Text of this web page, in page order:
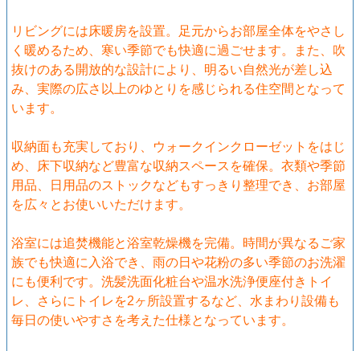
リビングには床暖房を設置。足元からお部屋全体をやさし
く暖めるため、寒い季節でも快適に過ごせます。また、吹
抜けのある開放的な設計により、明るい自然光が差し込
み、実際の広さ以上のゆとりを感じられる住空間となって
います。
収納面も充実しており、ウォークインクローゼットをはじ
め、床下収納など豊富な収納スペースを確保。衣類や季節
用品、日用品のストックなどもすっきり整理でき、お部屋
を広々とお使いいただけます。
浴室には追焚機能と浴室乾燥機を完備。時間が異なるご家
族でも快適に入浴でき、雨の日や花粉の多い季節のお洗濯
にも便利です。洗髪洗面化粧台や温水洗浄便座付きトイ
レ、さらにトイレを2ヶ所設置するなど、水まわり設備も
毎日の使いやすさを考えた仕様となっています。